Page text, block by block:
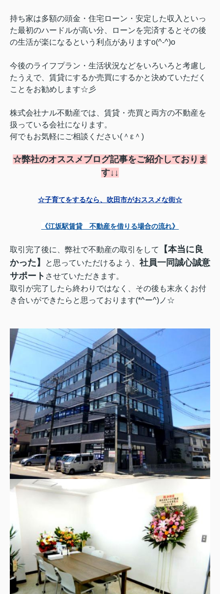
持ち家は多額の頭金・住宅ローン・安定した収入といっ
た最初のハードルが高い分、ローンを完済するとその後
の生活が楽になるという利点がありますo(^-^)o
今後のライフプラン・生活状況などをいろいろと考慮し
たうえで、賃貸にするか売買にするかと決めていただく
ことをお勧めします☆彡
株式会社ナル不動産では、賃貸・売買と両方の不動産を
扱っている会社になります。
何でもお気軽にご相談ください(＾ε＾)
☆弊社のオススメブログ記事をご紹介しておりま
す↓↓
☆子育てをするなら、吹田市がおススメな街☆
《江坂駅賃貸 不動産を借りる場合の流れ》
取引完了後に、弊社で不動産の取引をして
【本当に良
かった】
と思っていただけるよう、 社員一同誠心誠意
サポート させていただきます。
取引が完了したら終わりではなく、その後も末永くお付
き合いができたらと思っております(*^ー^)ノ☆